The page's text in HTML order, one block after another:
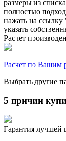
размеры из
полностью
нажать на ссылку
указать
Расчет
Расчет по Вашим
Выбрать другие
5 причин
Гарантия лучшей